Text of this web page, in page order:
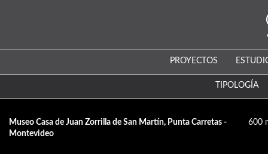
PROYECTOS
TIPOLOGÍA
Museo Casa de Juan Zorrilla de San Martín, Punta Carretas -
Montevideo
600